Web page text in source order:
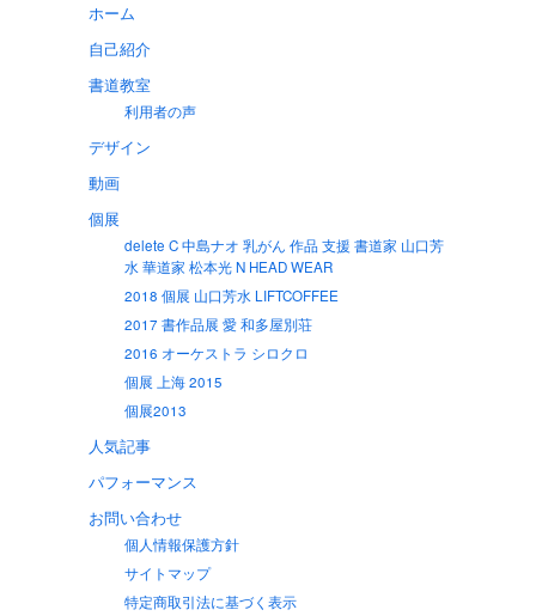
ホーム
自己紹介
書道教室
利用者の声
デザイン
動画
個展
delete C 中島ナオ 乳がん 作品 支援 書道家 山口芳
水 華道家 松本光 N HEAD WEAR
2018 個展 山口芳水 LIFTCOFFEE
2017 書作品展 愛 和多屋別荘
2016 オーケストラ シロクロ
個展 上海 2015
個展2013
人気記事
パフォーマンス
お問い合わせ
個人情報保護方針
サイトマップ
特定商取引法に基づく表示